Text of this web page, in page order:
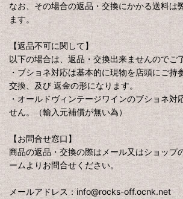
なお、その場合の返品・交換にかかる送料は
ます。
【返品不可に関して】
以下の場合は、返品・交換出来ませんのでご
・ブショネ対応は基本的に現物を店頭にご持
交換、及び 返金の形になります。
・オールドヴィンテージワインのブショネ対
せん。（輸入元補償が無い為）
【お問合せ窓口】
商品の返品・交換の際はメール又はショップ
ームよりお問合せください。
メールアドレス：info@rocks-off.ocnk.net